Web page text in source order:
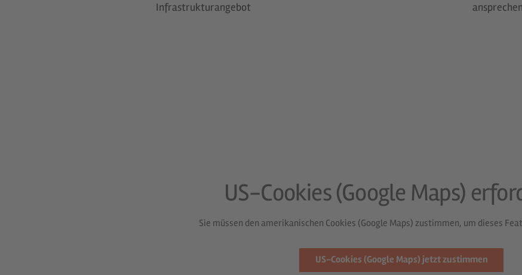
Infrastrukturangebot
US-Cookies (Google Maps)
Sie müssen den amerikanischen Cookies (Google Maps) zustimmen, um dieses
US-Cookies (Google Maps) jetzt zustimmen